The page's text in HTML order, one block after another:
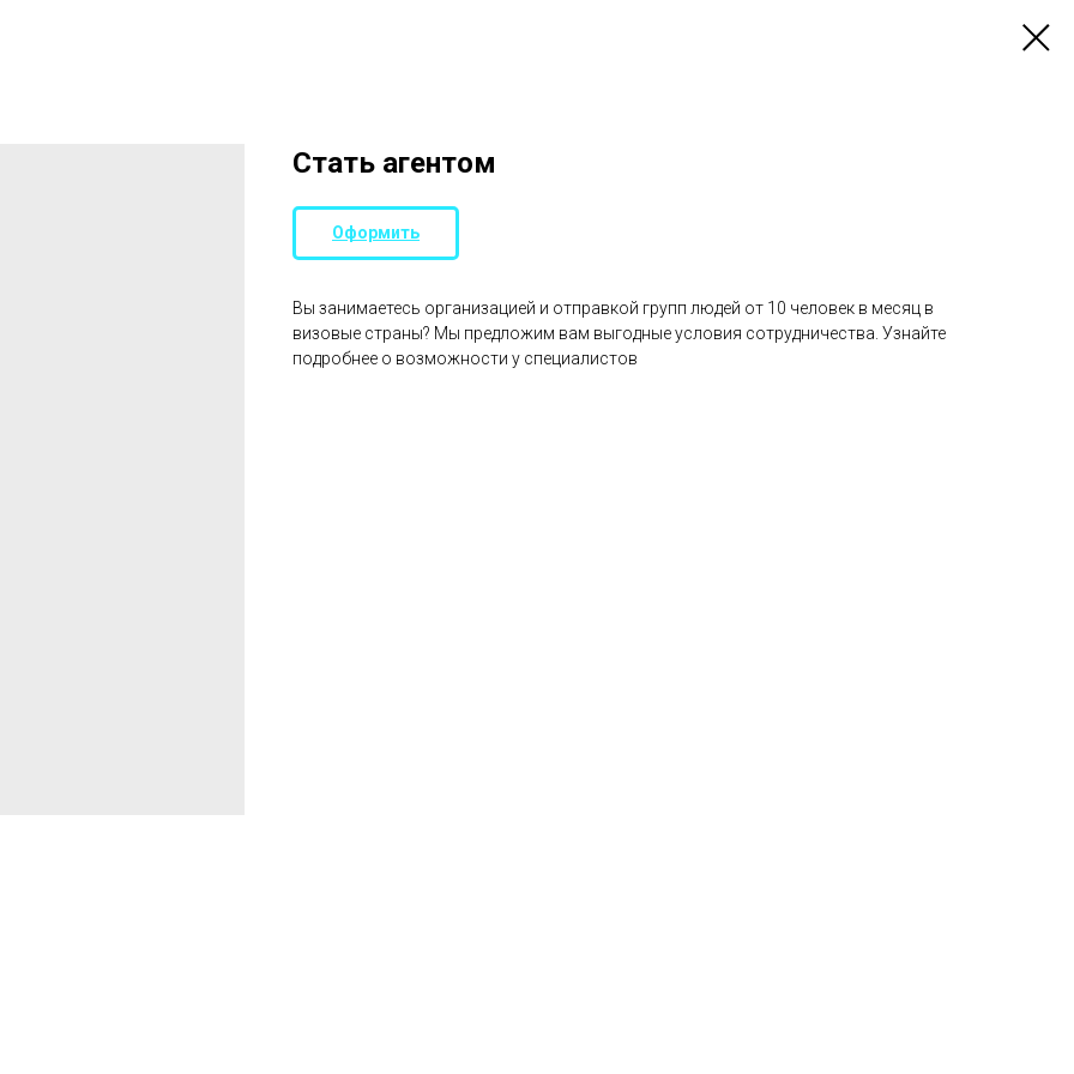
Стать агентом
Оформить
Вы занимаетесь организацией и отправкой групп людей от 10 человек в месяц в
визовые страны? Мы предложим вам выгодные условия сотрудничества. Узнайте
подробнее о возможности у специалистов